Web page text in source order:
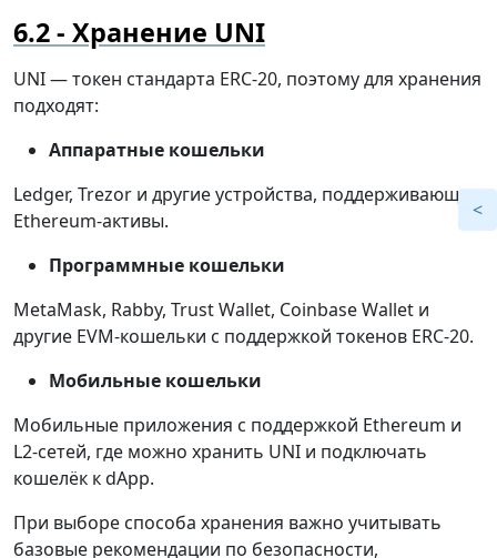
Хранение UNI
UNI — токен стандарта ERC-20, поэтому для хранения
подходят:
Аппаратные кошельки
Ledger, Trezor и другие устройства, поддерживающие
Ethereum-активы.
Программные кошельки
MetaMask, Rabby, Trust Wallet, Coinbase Wallet и
другие EVM-кошельки с поддержкой токенов ERC-20.
Мобильные кошельки
Мобильные приложения с поддержкой Ethereum и
L2-сетей, где можно хранить UNI и подключать
кошелёк к dApp.
При выборе способа хранения важно учитывать
базовые рекомендации по безопасности,